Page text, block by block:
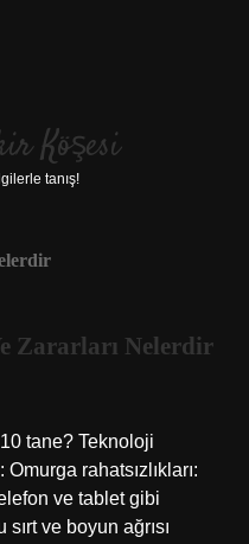
Köşesi
tanış!
Zararları Nelerdir
tane? Teknoloji
Omurga rahatsızlıkları:
ve tablet gibi
ve boyun ağrısı